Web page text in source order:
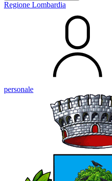
Regione Lombardia
personale